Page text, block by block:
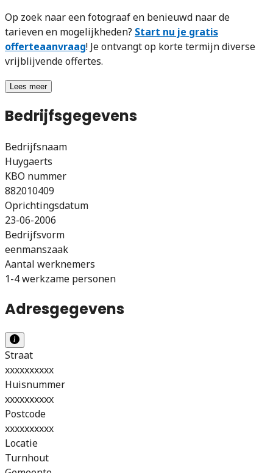
Op zoek naar een fotograaf en benieuwd naar de
tarieven en mogelijkheden? Start nu je gratis
offerteaanvraag! Je ontvangt op korte termijn diverse
vrijblijvende offertes.
Lees meer
Bedrijfsgegevens
Bedrijfsnaam
Huygaerts
KBO nummer
882010409
Oprichtingsdatum
23-06-2006
Bedrijfsvorm
eenmanszaak
Aantal werknemers
1-4 werkzame personen
Adresgegevens
Straat
xxxxxxxxxx
Huisnummer
xxxxxxxxxx
Postcode
xxxxxxxxxx
Locatie
Turnhout